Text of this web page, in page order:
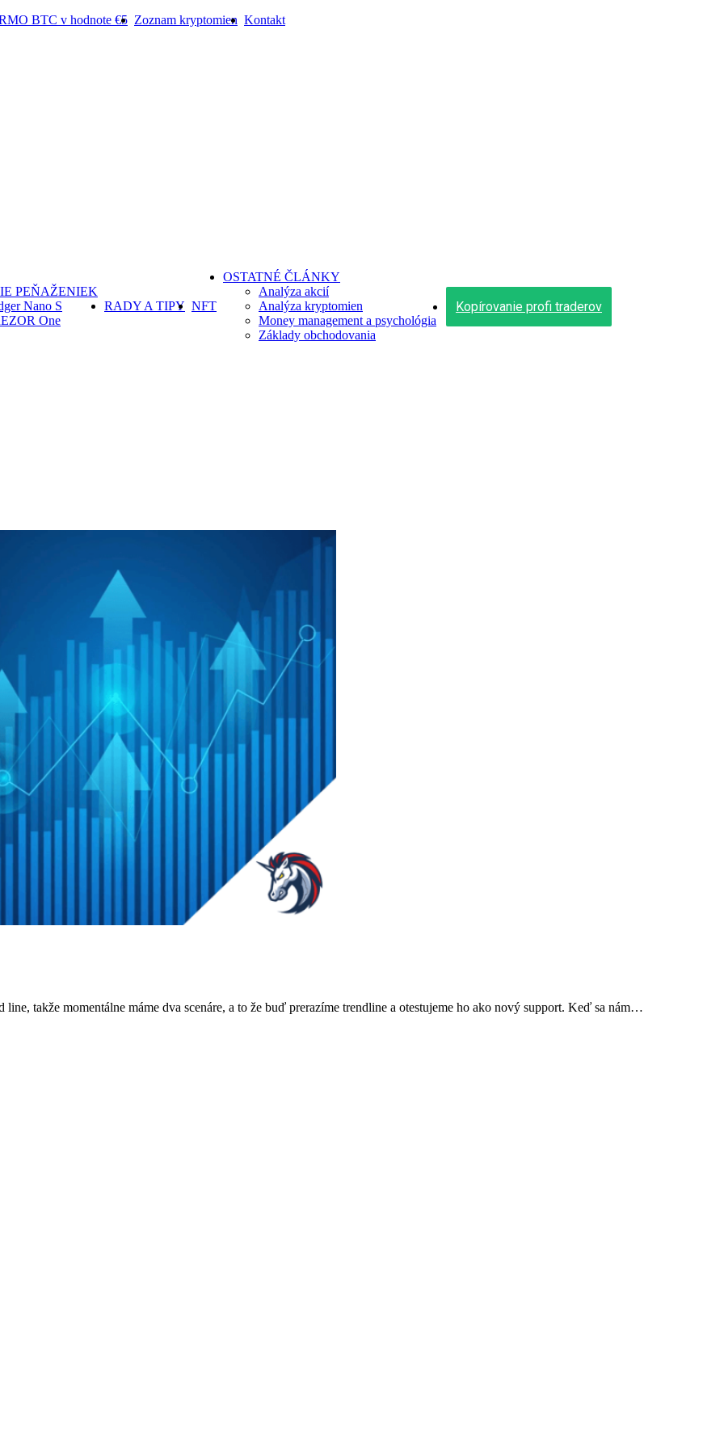
BTC v hodnote €5 Zoznam kryptomien Kontakt
PEŇAŽENIEK
Nano S
One
RADY A TIPY NFT
OSTATNÉ ČLÁNKY
Analýza akcií
Analýza kryptomien
Money management a psychológia
Základy obchodovania
Kopírovanie profi traderov
takže momentálne máme dva scenáre, a to že buď prerazíme trendline a otestujeme ho ako nový support. Keď sa nám…